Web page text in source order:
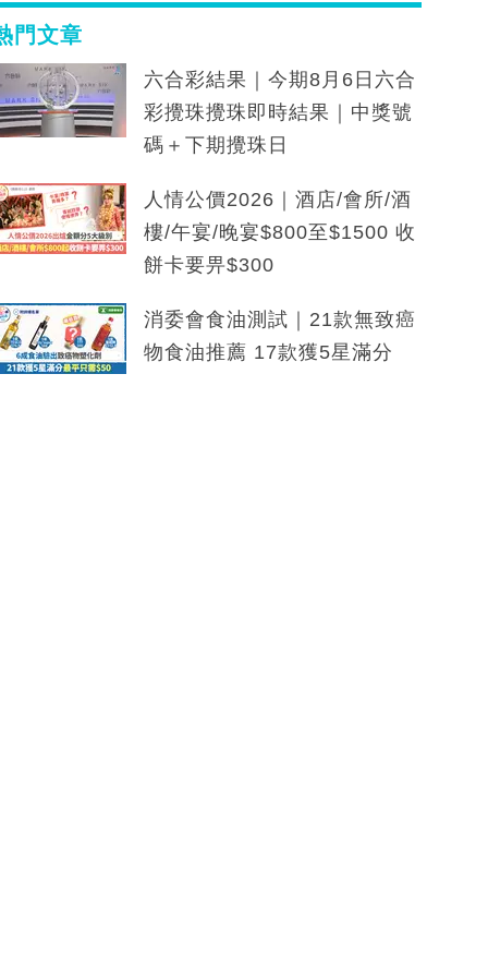
門文章
六合彩結果｜今期8月6日六合
彩攪珠攪珠即時結果｜中獎號
碼＋下期攪珠日
人情公價2026｜酒店/會所/酒
樓/午宴/晚宴$800至$1500 收
餅卡要畀$300
消委會食油測試｜21款無致癌
物食油推薦 17款獲5星滿分